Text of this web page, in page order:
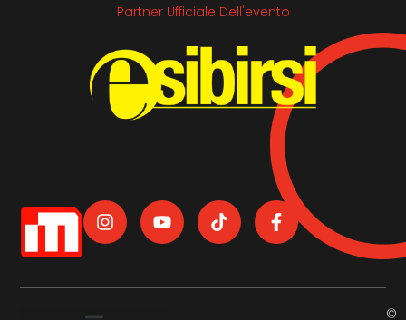
Partner Ufficiale Dell'evento
©